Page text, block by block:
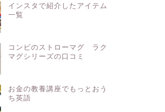
インスタで紹介したアイテム
一覧
コンビのストローマグ ラク
マグシリーズの口コミ
お金の教養講座でもっとおう
ち英語